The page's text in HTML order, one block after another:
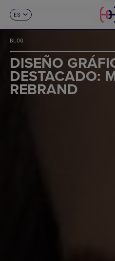
ES
FR
DE
IT
PT
BLOG
DISEÑO
DESTACADO:
REBRAND